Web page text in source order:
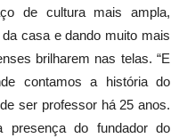
de cultura mais ampla,
casa e dando muito mais
brilharem nas telas. “E
contamos a história do
ser professor há 25 anos.
do fundador do